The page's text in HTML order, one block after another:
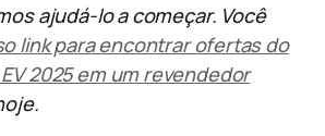
ajudá-lo a começar. Você
link para encontrar ofertas do
2025 em um revendedor